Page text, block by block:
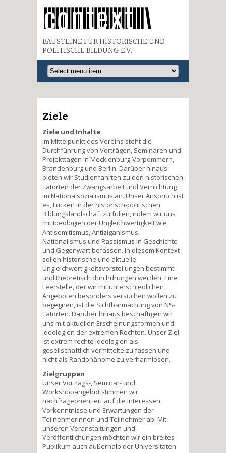
BAUSTEINE FÜR HISTORISCHE UND
POLITISCHE BILDUNG E.V.
Ziele
Ziele und Inhalte
Im Mittelpunkt des Vereins steht die
Durchführung von Vorträgen, Seminaren und
Projekttagen in Mecklenburg-Vorpommern,
Brandenburg und Berlin. Darüber hinaus
bieten wir Studienfahrten zu den historischen
Tatorten der Zwangsarbeit und Vernichtung
im Nationalsozialismus an. Unser Anspruch ist
es, Lücken in der historisch-politischen
Bildungslandschaft zu füllen, indem wir uns
mit Ideologien der Ungleichwertigkeit wie
Antisemitismus, Antiziganismus,
Nationalismus und Rassismus in Geschichte
und Gegenwart befassen. In diesem Kontext
sollen historische und aktuelle
Ungleichwertigkeitsvorstellungen bestimmt
und theoretisch durchdrungen werden. Eine
Leerstelle, der wir mit unterschiedlichen
Angeboten besonders versuchen wollen zu
begegnen, ist die Sichtbarmachung von NS-
Tatorten. Darüber hinaus beschäftigen wir
uns mit aktuellen Erscheinungsformen und
Ideologien der extremen Rechten. Unser Ziel
ist extrem rechte Ideologien als
gesellschaftlich vermittelte zu fassen und
nicht als Randphänome zu verharmlosen.
Zielgruppen
Unser Vortrags-, Seminar- und
Workshopangebot stimmen wir
nachfrageorientiert auf die Interessen,
Vorkenntnisse und Erwartungen der
Teilnehmerinnen und Teilnehmer ab. Mit
unseren Veranstaltungen und
Veröffentlichungen möchten wir ein breites
Publikum auch außerhalb der Universitäten